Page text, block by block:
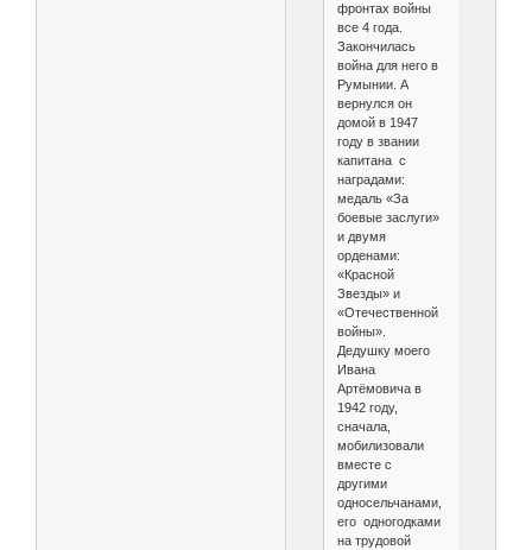
фронтах войны
все 4 года.
Закончилась
война для него в
Румынии. А
вернулся он
домой в 1947
году в звании
капитана с
наградами:
медаль «За
боевые заслуги»
и двумя
орденами:
«Красной
Звезды» и
«Отечественной
войны».
Дедушку моего
Ивана
Артёмовича в
1942 году,
сначала,
мобилизовали
вместе с
другими
односельчанами,
его одногодками
на трудовой